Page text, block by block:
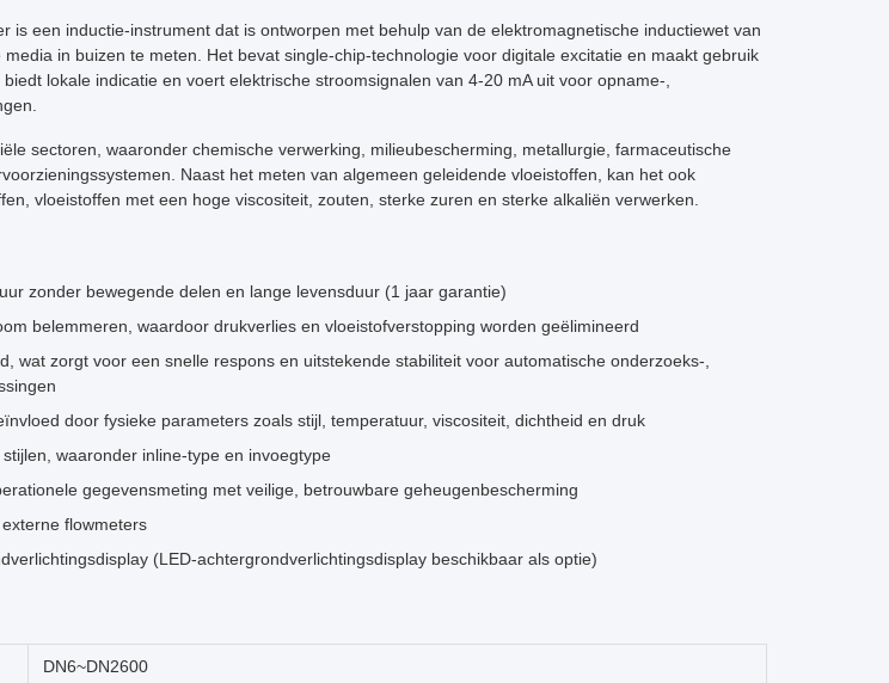
is een inductie-instrument dat is ontworpen met behulp van de elektromagnetische inductiewet van
in buizen te meten. Het bevat single-chip-technologie voor digitale excitatie en maakt gebruik
lokale indicatie en voert elektrische stroomsignalen van 4-20 mA uit voor opname-,
sectoren, waaronder chemische verwerking, milieubescherming, metallurgie, farmaceutische
Naast het meten van algemeen geleidende vloeistoffen, kan het ook
vloeistoffen met een hoge viscositeit, zouten, sterke zuren en sterke alkaliën verwerken.
zonder bewegende delen en lange levensduur (1 jaar garantie)
belemmeren, waardoor drukverlies en vloeistofverstopping worden geëlimineerd
wat zorgt voor een snelle respons en uitstekende stabiliteit voor automatische onderzoeks-,
door fysieke parameters zoals stijl, temperatuur, viscositeit, dichtheid en druk
waaronder inline-type en invoegtype
gegevensmeting met veilige, betrouwbare geheugenbescherming
flowmeters
(LED-achtergrondverlichtingsdisplay beschikbaar als optie)
DN6~DN2600